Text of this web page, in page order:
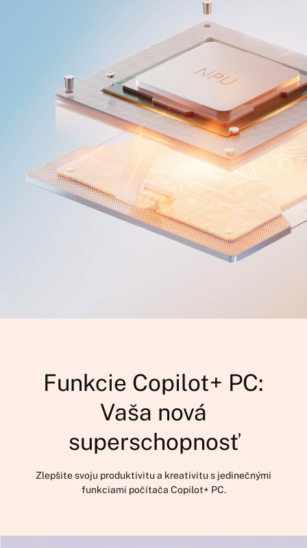
Funkcie Copilot+ PC:
Vaša nová
superschopnosť
Zlepšite svoju produktivitu a kreativitu s jedinečnými
funkciami počítača Copilot+ PC.